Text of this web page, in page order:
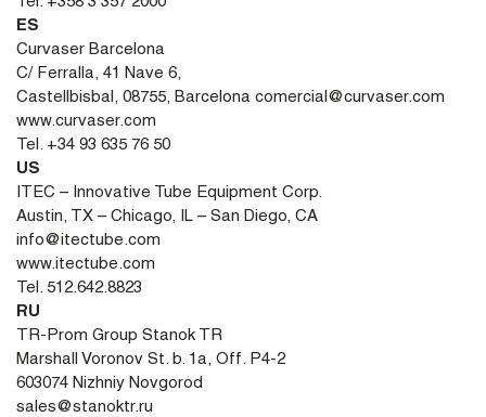
ES
Curvaser Barcelona
C/ Ferralla, 41 Nave 6,
Castellbisbal, 08755, Barcelona comercial@curvaser.com
www.curvaser.com
Tel. +34 93 635 76 50
US
ITEC – Innovative Tube Equipment Corp.
Austin, TX – Chicago, IL – San Diego, CA
info@itectube.com
www.itectube.com
Tel. 512.642.8823
RU
TR-Prom Group Stanok TR
Marshall Voronov St. b. 1a, Off. P4-2
603074 Nizhniy Novgorod
sales@stanoktr.ru